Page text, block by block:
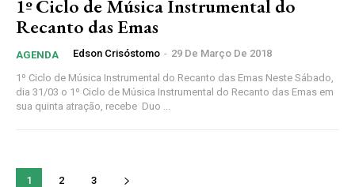
1º Ciclo de Música Instrumental do
Recanto das Emas
AGENDA Edson Crisóstomo - 29 De Março De 2018
1º Ciclo de Música Instrumental do Recanto das Emas Neste Sábado,
dia 31/03 o 1º Ciclo de Música Instrumental do Recanto das Emas em
sua quinta atração, recebe Duo ...
1 2 3